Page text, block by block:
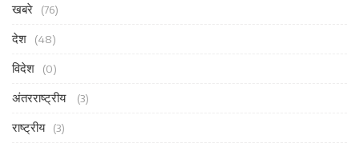
खबरे (76)
देश (48)
विदेश (0)
अंतरराष्ट्रीय (3)
राष्ट्रीय (3)